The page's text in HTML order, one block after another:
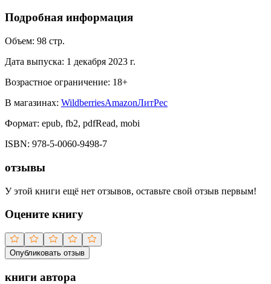
Подробная информация
Объем: 98 стр.
Дата выпуска: 1 декабря 2023 г.
Возрастное ограничение: 18+
В магазинах: WildberriesAmazonЛитРес
Формат: epub, fb2, pdfRead, mobi
ISBN: 978-5-0060-9498-7
отзывы
У этой книги ещё нет отзывов, оставьте свой отзыв первым!
Оцените книгу
Опубликовать отзыв
книги автора